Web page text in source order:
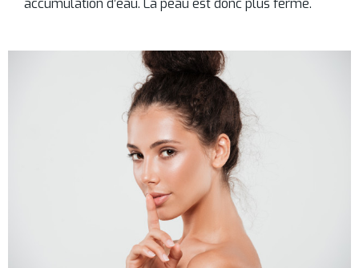
accumulation d’eau. La peau est donc plus ferme.